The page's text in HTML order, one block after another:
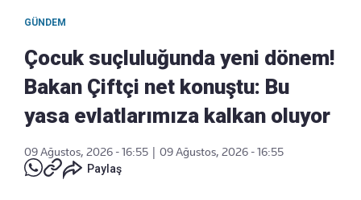
GÜNDEM
Çocuk suçluluğunda yeni dönem!
Bakan Çiftçi net konuştu: Bu
yasa evlatlarımıza kalkan oluyor
09 Ağustos, 2026 - 16:55
09 Ağustos, 2026 - 16:55
Paylaş